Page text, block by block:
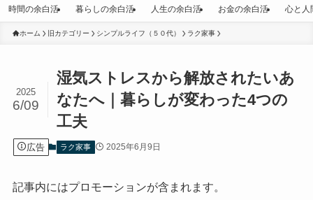
時間の余白活 暮らしの余白活 人生の余白活 お金の余白活 心と人
ホーム 旧カテゴリー シンプルライフ（５０代） ラク家事
湿気ストレスから解放されたいあ
なたへ｜暮らしが変わった4つの
工夫
2025
6/09
広告 ラク家事 2025年6月9日
記事内にはプロモーションが含まれます。